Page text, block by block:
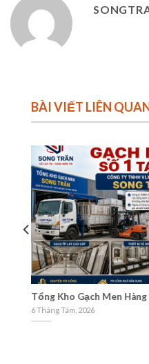
BÀI VIẾT LIÊN
Tổng Kho Gạch Men
6 Tháng Tám, 2026